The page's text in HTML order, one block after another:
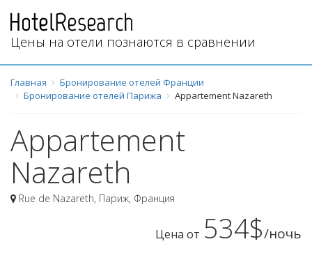
Цены на отели познаются в сравнении
Главная
Бронирование отелей Франции
Бронирование отелей Парижа
Appartement Nazareth
Appartement
Nazareth
Rue de Nazareth, Париж, Франция
Цена от 534$/ночь